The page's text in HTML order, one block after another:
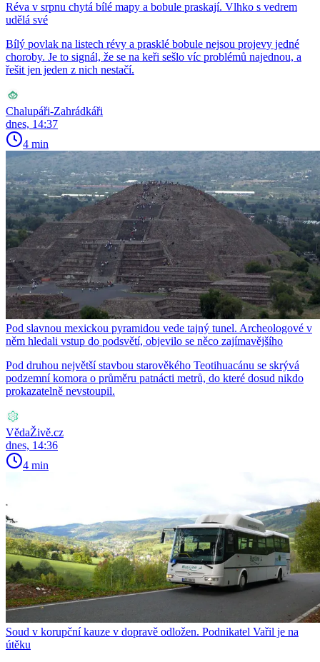
Réva v srpnu chytá bílé mapy a bobule praskají. Vlhko s vedrem
udělá své
Bílý povlak na listech révy a prasklé bobule nejsou projevy jedné
choroby. Je to signál, že se na keři sešlo víc problémů najednou, a
řešit jen jeden z nich nestačí.
Chalupáři-Zahrádkáři
dnes, 14:37
4 min
Pod slavnou mexickou pyramidou vede tajný tunel. Archeologové v
něm hledali vstup do podsvětí, objevilo se něco zajímavějšího
Pod druhou největší stavbou starověkého Teotihuacánu se skrývá
podzemní komora o průměru patnácti metrů, do které dosud nikdo
prokazatelně nevstoupil.
VědaŽivě.cz
dnes, 14:36
4 min
Soud v korupční kauze v dopravě odložen. Podnikatel Vařil je na
útěku